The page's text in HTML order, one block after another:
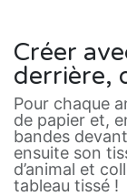
Créer
derrière,
Pour chaque
de papier et,
bandes
ensuite son
d’animal et
tableau tissé !